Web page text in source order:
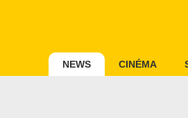
NEWS CINÉMA